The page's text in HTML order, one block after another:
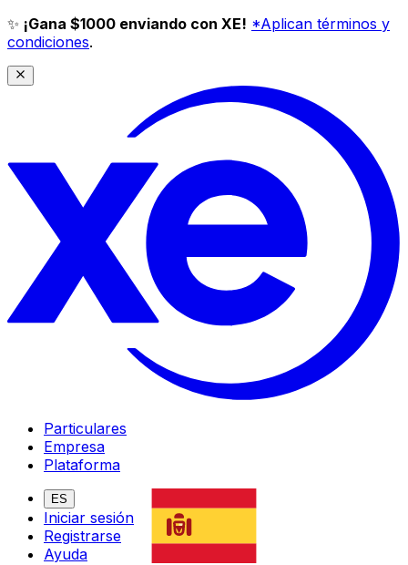
✨ ¡Gana $1000 enviando con XE! *Aplican términos y
condiciones.
Particulares
Empresa
Plataforma
ES
Iniciar sesión
Registrarse
Ayuda